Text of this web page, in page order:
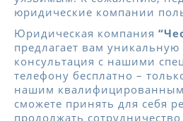
юридические компании
Юридическая компания
предлагает вам уникальную
консультация с нашими
телефону бесплатно –
нашим
сможете принять для себя
продолжать